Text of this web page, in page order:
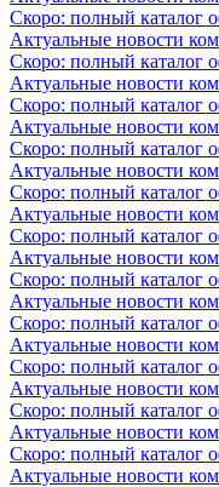
Скоро: полный каталог
Актуальные новости
Скоро: полный каталог
Актуальные новости
Скоро: полный каталог
Актуальные новости
Скоро: полный каталог
Актуальные новости
Скоро: полный каталог
Актуальные новости
Скоро: полный каталог
Актуальные новости
Скоро: полный каталог
Актуальные новости
Скоро: полный каталог
Актуальные новости
Скоро: полный каталог
Актуальные новости
Скоро: полный каталог
Актуальные новости
Скоро: полный каталог
Актуальные новости